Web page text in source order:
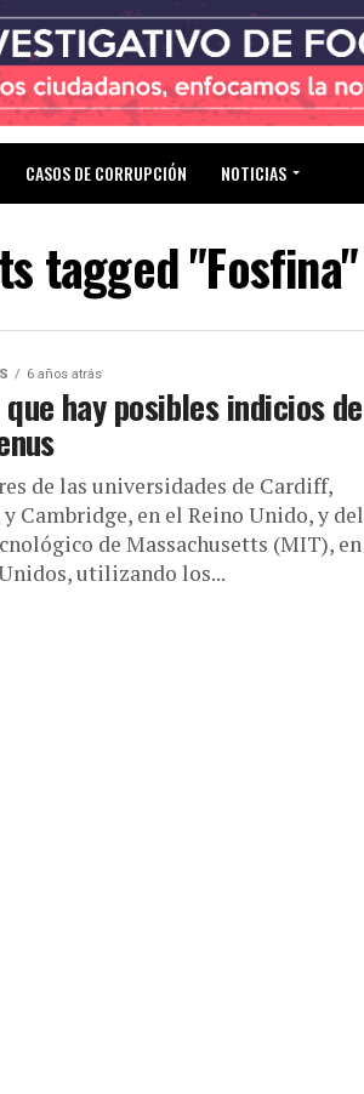
CASOS DE CORRUPCIÓN NOTICIAS
tagged "Fosfina"
6 años atrás
hay posibles indicios de
de las universidades de Cardiff,
Cambridge, en el Reino Unido, y del
de Massachusetts (MIT), en
utilizando los...